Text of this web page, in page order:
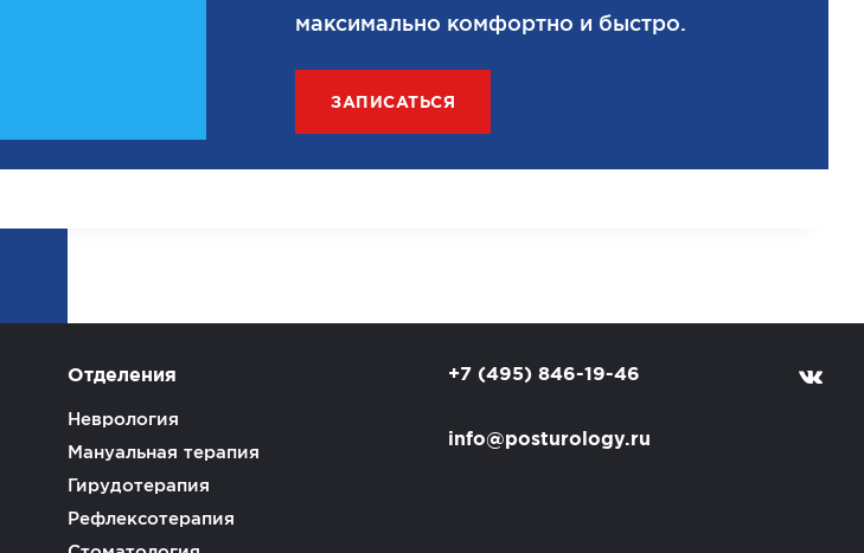
максимально комфортно и быстро.
ЗАПИСАТЬСЯ
Отделения
Неврология
Мануальная терапия
Гирудотерапия
Рефлексотерапия
+7 (495) 846-19-46
info@posturology.ru